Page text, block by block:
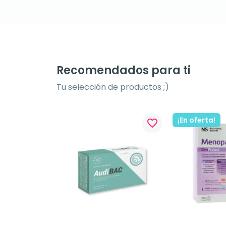
Recomendados para ti
Tu selección de productos ;)
favorite_border ¡En oferta!